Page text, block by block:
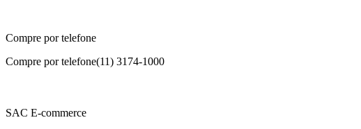
Compre por telefone
Compre por telefone(11) 3174-1000
SAC E-commerce